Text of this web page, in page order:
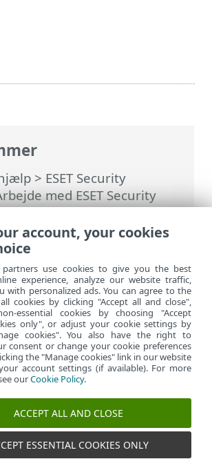
> ESET Security
med ESET Security
>Vælg prøve til
prøve til analyse – Falsk
account, your cookies
use cookies to give you the best
experience, analyze our website traffic,
with personalized ads. You can agree to the
cookies by clicking "Accept all and close",
essential cookies by choosing "Accept
only", or adjust your cookie settings by
cookies". You also have the right to
consent or change your cookie preferences
the "Manage cookies" link in our website
account settings (if available). For more
ourCookie Policy.
ACCEPT ALL AND CLOSE
ESSENTIAL COOKIES ONLY